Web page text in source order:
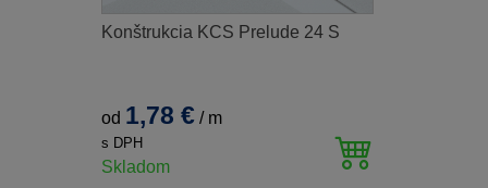
Konštrukcia KCS Prelude 24 S
od 1,78 € / m
s DPH
Skladom